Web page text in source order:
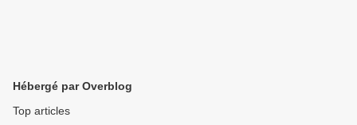
Hébergé par Overblog
Top articles